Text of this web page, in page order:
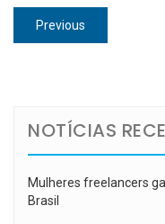
Navegação
de
Previous
post:
NOTÍCIAS
Mulheres freelancers
Brasil